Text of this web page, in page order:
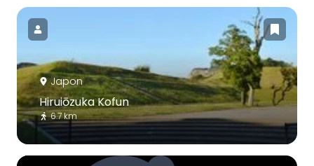
Japon
Hiruiōzuka Kofun
6.7 km